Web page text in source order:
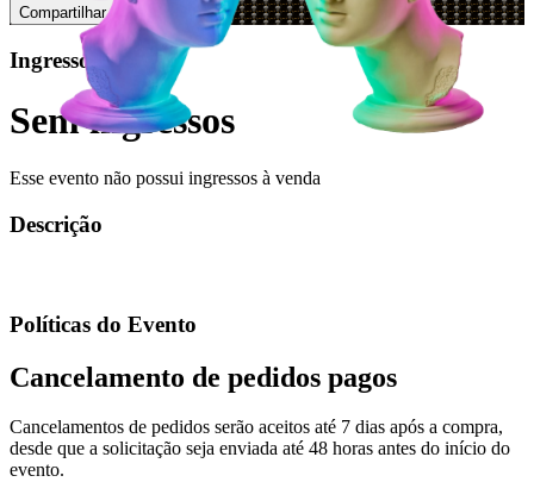
Compartilhar
Ingressos
Sem ingressos
Esse evento não possui ingressos à venda
Descrição
Políticas do Evento
Cancelamento de pedidos pagos
Cancelamentos de pedidos serão aceitos até 7 dias após a compra,
desde que a solicitação seja enviada até 48 horas antes do início do
evento.